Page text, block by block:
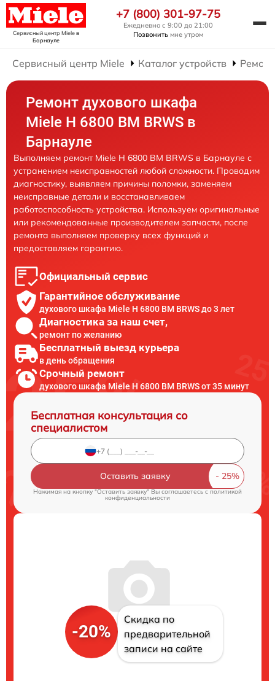
Сервисный центр Mieleв
Барнауле
+7 (800) 301-97-75
Ежедневно с 9:00 до 21:00
Позвонить мне утром
Сервисный центр Miele Каталог устройств
Ремонт духового шкафа
Miele H 6800 BM BRWS в
Барнауле
Выполняем ремонт Miele H 6800 BM BRWS в Барнауле с
устранением неисправностей любой сложности. Проводим
диагностику, выявляем причины поломки, заменяем
неисправные детали и восстанавливаем
работоспособность устройства. Используем оригинальные
или рекомендованные производителем запчасти, после
ремонта выполняем проверку всех функций и
предоставляем гарантию.
Официальный сервис
Гарантийное обслуживание
духового шкафа Miele H 6800 BM BRWS до 3 лет
Диагностика за наш счет,
ремонт по желанию
Бесплатный выезд курьера
в день обращения
Срочный ремонт
духового шкафа Miele H 6800 BM BRWS от 35 минут
Бесплатная консультация со
специалистом
Оставить заявку
Нажимая на кнопку "Оставить заявку" Вы соглашаетесь cполитикой
конфиденциальности
-20%
Скидка по
предварительной
записи на сайте